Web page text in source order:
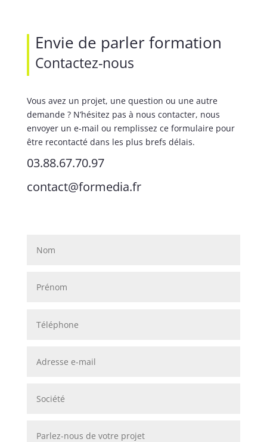
Envie de parler formation
Contactez-nous
Vous avez un projet, une question ou une autre
demande ? N’hésitez pas à nous contacter, nous
envoyer un e-mail ou remplissez ce formulaire pour
être recontacté dans les plus brefs délais.
03.88.67.70.97
contact@formedia.fr